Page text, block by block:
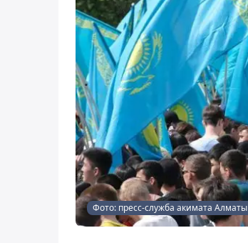
Фото: пресс-служба акимата Алматы